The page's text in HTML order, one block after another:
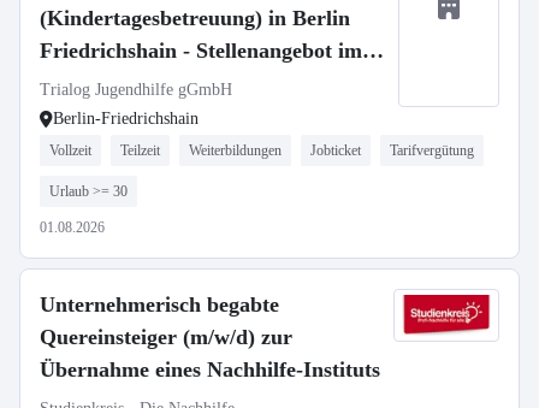
(Kindertagesbetreuung) in Berlin
Friedrichshain - Stellenangebot im
Stellenmarkt Bildung
Trialog Jugendhilfe gGmbH
Berlin-Friedrichshain
Vollzeit Teilzeit Weiterbildungen Jobticket Tarifvergütung
Urlaub >= 30
01.08.2026
Unternehmerisch begabte
Quereinsteiger (m/w/d) zur
Übernahme eines Nachhilfe-Instituts